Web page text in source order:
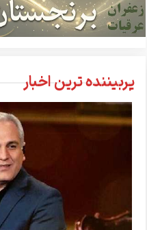
پربیننده ترین اخبار